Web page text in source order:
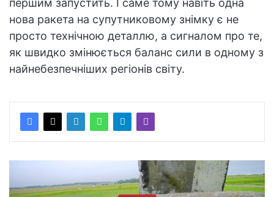
нова ракета на супутниковому знімку є не
просто технічною деталлю, а сигналом про те,
як швидко змінюється баланс сили в одному з
найнебезпечніших регіонів світу.